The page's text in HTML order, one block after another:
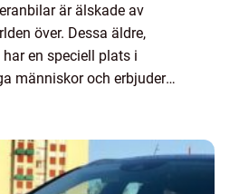
är älskade av
över. Dessa äldre,
en speciell plats i
människor och erbjuder